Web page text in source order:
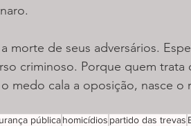
morte de seus adversários.
criminoso. Porque quem trata
medo cala a oposição, nasce o
públicahomicídios partido das trevas